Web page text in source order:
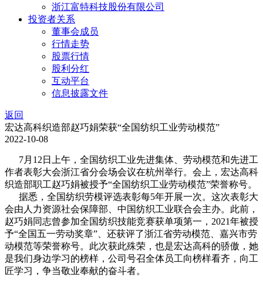
浙江富特科技股份有限公司
投资者关系
董事会成员
行情走势
股票行情
股利分红
互动平台
信息披露文件
返回
宏达高科织造部赵巧娟荣获“全国纺织工业劳动模范”
2022-10-08
7月12日上午，全国纺织工业先进集体、劳动模范和先进工
作者表彰大会浙江省分会场会议在杭州举行。会上，宏达高科
织造部职工赵巧娟被授予“全国纺织工业劳动模范”荣誉称号。
据悉，全国纺织劳模评选表彰每5年开展一次。这次表彰大
会由人力资源社会保障部、中国纺织工业联合会主办。此前，
赵巧娟同志曾参加全国纺织技能竞赛获单项第一，2021年被授
予“全国五一劳动奖章”、还获评了浙江省劳动模范、嘉兴市劳
动模范等荣誉称号。此次获此殊荣，也是宏达高科的骄傲，她
是我们身边学习的榜样，公司号召全体员工向榜样看齐，向工
匠学习，争当敬业奉献的奋斗者。